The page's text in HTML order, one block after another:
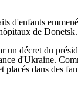
d'enfants
de
décret du
d'Ukraine.
placés dans des